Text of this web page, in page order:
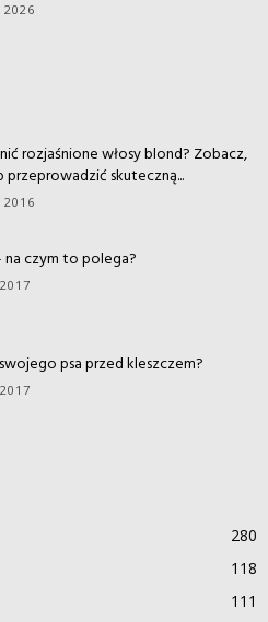
2026
rozjaśnione włosy blond? Zobacz,
przeprowadzić skuteczną...
2016
na czym to polega?
psa przed kleszczem?
280
118
111